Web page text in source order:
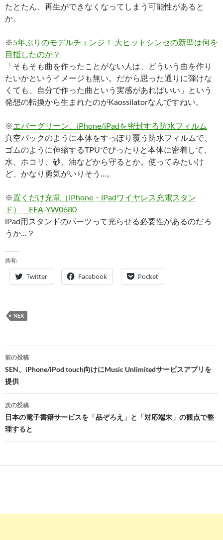
たとたん、再生ができなくなってしまう可能性があると
か。
※5年ぶりのモデルチェンジ！ 大ヒットシンセの新型は何を
目指したのか？
「そもそも曲を作ったことがない人は、どういう曲を作り
たいかというイメージも無い。だから思った通りに弾けな
くても、自分で作った曲という実感があればいい」という
発想の転換から生まれたのがKaossilatorなんですねい。
※エバーグリーン、iPhone/iPadを密封する防水フィルム
真空パックのように本体をすっぽり覆う防水フィルムで、
ゴムのように伸縮するTPUでぴったりと本体に密着して、
水、ホコリ、砂、油などから守るとか。使ってみたいけ
ど、かなり勇気がいりそう…。
※置くだけ充電（iPhone・iPadワイヤレス充電スタン
ド） EEA-YW0680
iPad用スタンドのパーツって光らせる必要性があるのだろ
うか…？
共有:
Twitter Facebook Pocket
NEX
投
稿
ナ
ビ
ゲ
ー
前の投稿
SEN、iPhone/iPod touch向けにMusic Unlimitedサービスアプリを
提供
次の投稿
日本の電子書籍サービスを「品ぞろえ」と「対応端末」の観点で整
理すると